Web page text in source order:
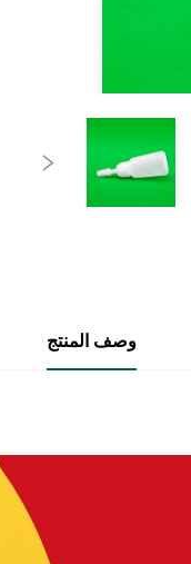
وصف المنتج